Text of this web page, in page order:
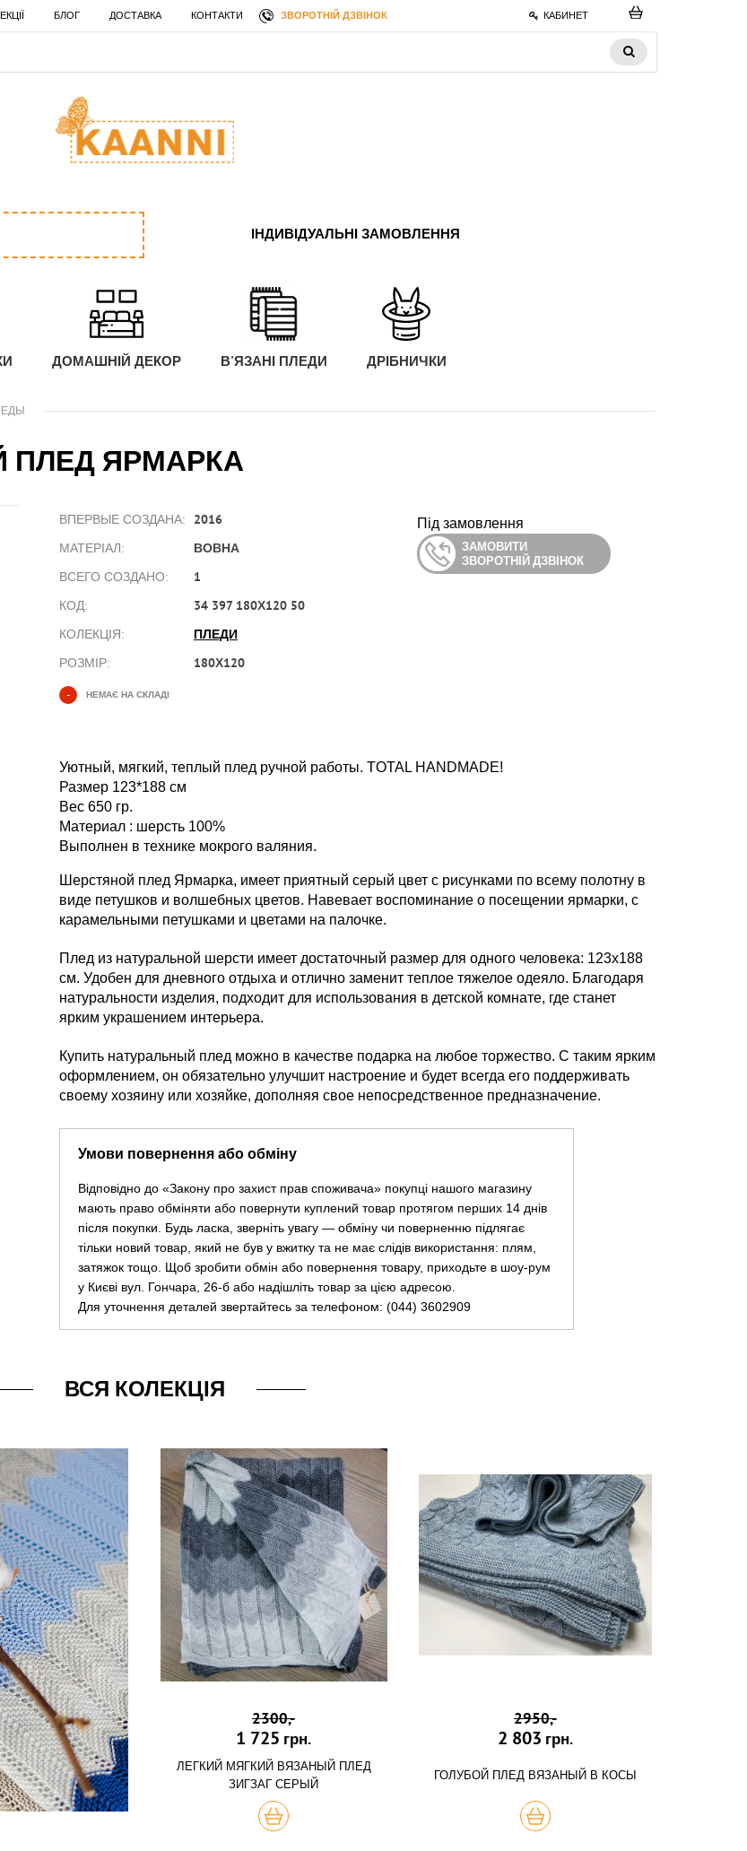
БЛОГ ДОСТАВКА КОНТАКТИ ЗВОРОТНІЙ ДЗВІНОК КАБИНЕТ
ІНДИВІДУАЛЬНІ ЗАМОВЛЕННЯ
ДОМАШНІЙ ДЕКОР В'ЯЗАНІ ПЛЕДИ ДРІБНИЧКИ
ПЛЕД ЯРМАРКА
ВПЕРВЫЕ СОЗДАНА: 2016
МАТЕРІАЛ: ВОВНА
ВСЕГО СОЗДАНО: 1
КОД: 34 397 180Х120 50
КОЛЕКЦІЯ: ПЛЕДИ
РОЗМІР: 180Х120
Під замовлення
ЗАМОВИТИ
ЗВОРОТНІЙ ДЗВІНОК
- НЕМАЄ НА СКЛАДІ
Уютный, мягкий, теплый плед ручной работы. TOTAL HANDMADE!
Размер 123*188 см
Вес 650 гр.
Материал : шерсть 100%
Выполнен в технике мокрого валяния.
Шерстяной плед Ярмарка, имеет приятный серый цвет с рисунками по всему полотну в
виде петушков и волшебных цветов. Навевает воспоминание о посещении ярмарки, с
карамельными петушками и цветами на палочке.
Плед из натуральной шерсти имеет достаточный размер для одного человека: 123х188
см. Удобен для дневного отдыха и отлично заменит теплое тяжелое одеяло. Благодаря
натуральности изделия, подходит для использования в детской комнате, где станет
ярким украшением интерьера.
Купить натуральный плед можно в качестве подарка на любое торжество. С таким ярким
оформлением, он обязательно улучшит настроение и будет всегда его поддерживать
своему хозяину или хозяйке, дополняя свое непосредственное предназначение.
Умови повернення або обміну
Відповідно до «Закону про захист прав споживача» покупці нашого магазину
мають право обміняти або повернути куплений товар протягом перших 14 днів
після покупки. Будь ласка, зверніть увагу — обміну чи поверненню підлягає
тільки новий товар, який не був у вжитку та не має слідів використання: плям,
затяжок тощо. Щоб зробити обмін або повернення товару, приходьте в шоу-рум
у Києві вул. Гончара, 26-б або надішліть товар за цією адресою.
Для уточнення деталей звертайтесь за телефоном: (044) 3602909
ВСЯ КОЛЕКЦІЯ
2300,-
1 725 грн.
ЛЕГКИЙ МЯГКИЙ ВЯЗАНЫЙ ПЛЕД
ЗИГЗАГ СЕРЫЙ
КУПИТЬ
2950,-
2 803 грн.
ГОЛУБОЙ ПЛЕД ВЯЗАНЫЙ В КОСЫ
КУПИТЬ